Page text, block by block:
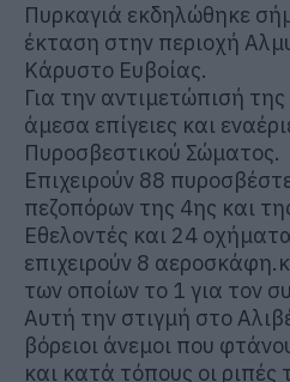
Πυρκαγιά εκδηλώθηκε
έκταση στην περιοχή
Κάρυστο Ευβοίας.
Για την αντιμετώπισή
άμεσα επίγειες και
Πυροσβεστικού Σώματος.
Επιχειρούν 88
πεζοπόρων της 4ης και
Εθελοντές και 24
επιχειρούν 8
των οποίων το 1 για τον
Αυτή την στιγμή στο
βόρειοι άνεμοι που
και κατά τόπους οι